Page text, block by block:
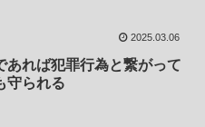
2025.03.06
あれば犯罪行為と繋がって
守られる